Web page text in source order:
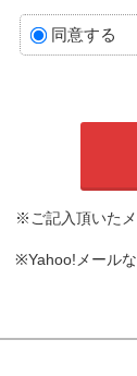
同意する
※ご記入頂いた
※Yahoo!メール